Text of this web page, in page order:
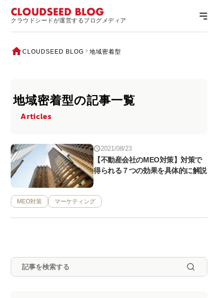
クラウドシードが運営するブログメディア
CLOUDSEED BLOG 地域密着型
地域密着型の記事一覧
Articles
2021/08/23
【不動産会社のMEO対策】対策で
得られる７つの効果を具体的に解説
MEO対策 マーケティング